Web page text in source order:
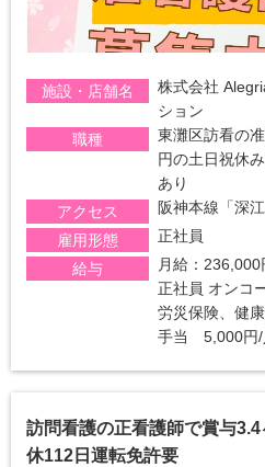
施設・店舗名
株式会社
ション
職種
東灘区訪看の
円の土日祝休
あり
アクセス
阪神本線「深
雇用形態
正社員
給与
月給：
正社員 オンコ
労災保険、健
手当 5,000円/
訪問看護の正看護師で賞与
休112日運転免許要